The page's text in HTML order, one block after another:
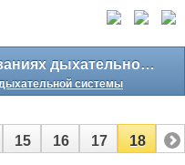
Ароматерапия при заболеваниях дыхательной системы
системы
15 16 17 18